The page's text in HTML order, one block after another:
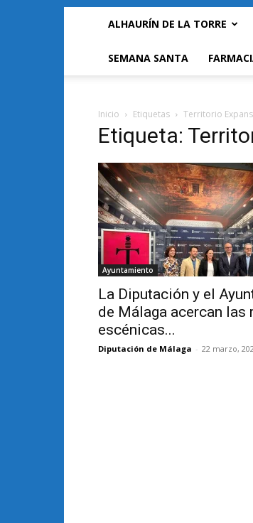
ALHAURÍN DE LA TORRE
SEMANA SANTA
Inicio Etiquetas Territorio
Etiqueta:
Ayuntamiento
La Diputación y el
de Málaga acercan las
escénicas...
Diputación de Málaga - 22 marzo,